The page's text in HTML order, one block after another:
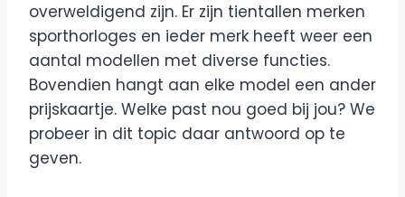
overweldigend zijn. Er zijn tientallen merken
sporthorloges en ieder merk heeft weer een
aantal modellen met diverse functies.
Bovendien hangt aan elke model een ander
prijskaartje. Welke past nou goed bij jou? We
probeer in dit topic daar antwoord op te
geven.